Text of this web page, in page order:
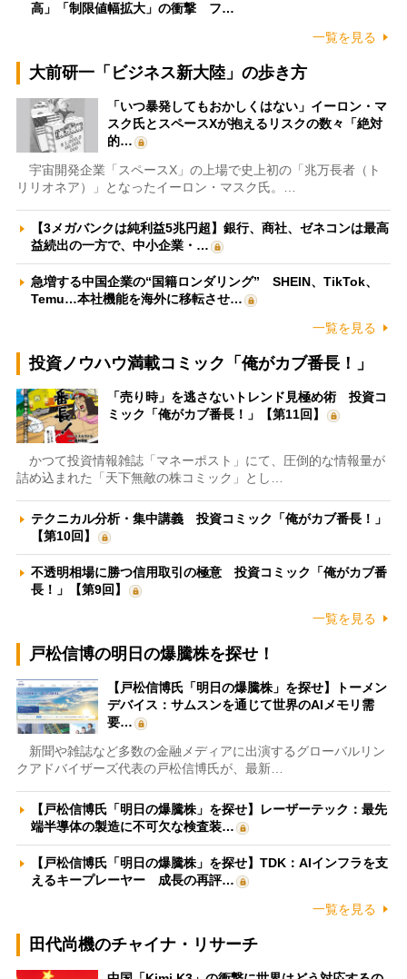
高」「制限値幅拡大」の衝撃 フ…
一覧を見る
大前研一「ビジネス新大陸」の歩き方
「いつ暴発してもおかしくはない」イーロン・マ
スク氏とスペースXが抱えるリスクの数々「絶対
的…
宇宙開発企業「スペースX」の上場で史上初の「兆万長者（ト
リリオネア）」となったイーロン・マスク氏。…
【3メガバンクは純利益5兆円超】銀行、商社、ゼネコンは最高
益続出の一方で、中小企業・…
急増する中国企業の“国籍ロンダリング” SHEIN、TikTok、
Temu…本社機能を海外に移転させ…
一覧を見る
投資ノウハウ満載コミック「俺がカブ番長！」
「売り時」を逃さないトレンド見極め術 投資コ
ミック「俺がカブ番長！」【第11回】
かつて投資情報雑誌「マネーポスト」にて、圧倒的な情報量が
詰め込まれた「天下無敵の株コミック」とし…
テクニカル分析・集中講義 投資コミック「俺がカブ番長！」
【第10回】
不透明相場に勝つ信用取引の極意 投資コミック「俺がカブ番
長！」【第9回】
一覧を見る
戸松信博の明日の爆騰株を探せ！
【戸松信博氏「明日の爆騰株」を探せ】トーメン
デバイス：サムスンを通じて世界のAIメモリ需
要…
新聞や雑誌など多数の金融メディアに出演するグローバルリン
クアドバイザーズ代表の戸松信博氏が、最新…
【戸松信博氏「明日の爆騰株」を探せ】レーザーテック：最先
端半導体の製造に不可欠な検査装…
【戸松信博氏「明日の爆騰株」を探せ】TDK：AIインフラを支
えるキープレーヤー 成長の再評…
一覧を見る
田代尚機のチャイナ・リサーチ